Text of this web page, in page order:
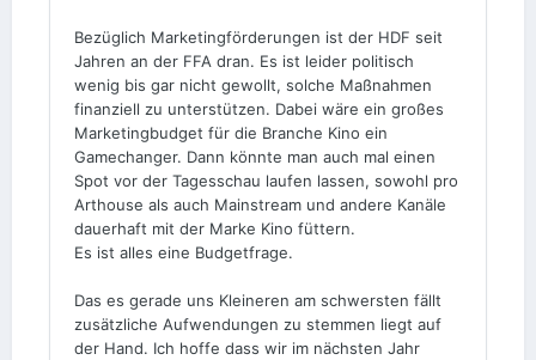
Plätzen leider die Marktkraft. Sorry...
Bezüglich Marketingförderungen ist der HDF seit
Jahren an der FFA dran. Es ist leider politisch
wenig bis gar nicht gewollt, solche Maßnahmen
finanziell zu unterstützen. Dabei wäre ein großes
Marketingbudget für die Branche Kino ein
Gamechanger. Dann könnte man auch mal einen
Spot vor der Tagesschau laufen lassen, sowohl pro
Arthouse als auch Mainstream und andere Kanäle
dauerhaft mit der Marke Kino füttern.
Es ist alles eine Budgetfrage.
Das es gerade uns Kleineren am schwersten fällt
zusätzliche Aufwendungen zu stemmen liegt auf
der Hand. Ich hoffe dass wir im nächsten Jahr